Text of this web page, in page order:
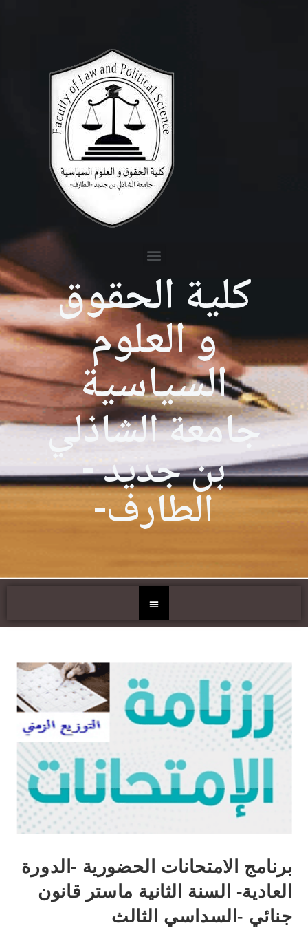
كلية الحقوق
و العلوم
السياسية
جامعة الشاذلي
بن جديد -
الطارف-
برنامج الامتحانات الحضورية -الدورة
العادية- السنة الثانية ماستر قانون
جنائي -السداسي الثالث